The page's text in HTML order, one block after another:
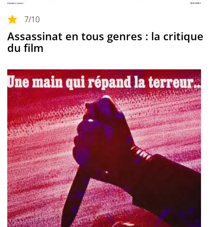
7/10
Assassinat en tous genres : la critique
du film